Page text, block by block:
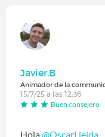
Javier.B
Animador de la
15/7/25 a las 12:36
Buen consejero
Hola @OscarLleida